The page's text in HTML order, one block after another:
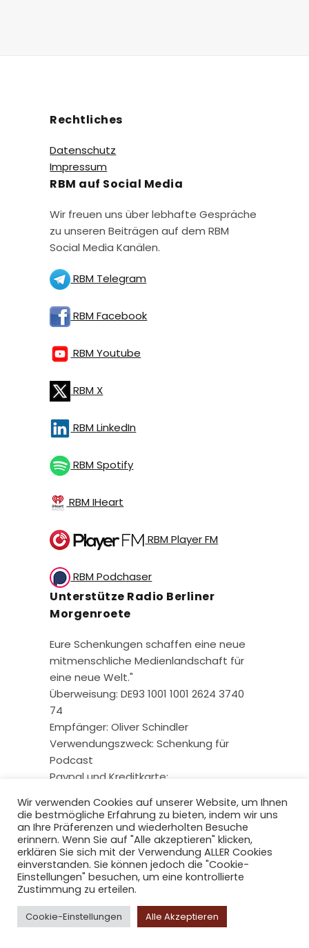
Rechtliches
Datenschutz
Impressum
RBM auf Social Media
Wir freuen uns über lebhafte Gespräche
zu unseren Beiträgen auf dem RBM
Social Media Kanälen.
RBM Telegram
RBM Facebook
RBM Youtube
RBM X
RBM LinkedIn
RBM Spotify
RBM IHeart
RBM Player FM
RBM Podchaser
Unterstütze Radio Berliner
Morgenroete
Eure Schenkungen schaffen eine neue
mitmenschliche Medienlandschaft für
eine neue Welt."
Überweisung: DE93 1001 1001 2624 3740
74
Empfänger: Oliver Schindler
Verwendungszweck: Schenkung für
Podcast
Paypal und Kreditkarte:
Copyright © 2026 radio-berliner-
morgenroete.de. All Rights Reserved.
Wir verwenden Cookies auf unserer Website, um Ihnen
die bestmögliche Erfahrung zu bieten, indem wir uns
an Ihre Präferenzen und wiederholten Besuche
erinnern. Wenn Sie auf "Alle akzeptieren" klicken,
erklären Sie sich mit der Verwendung ALLER Cookies
einverstanden. Sie können jedoch die "Cookie-
Einstellungen" besuchen, um eine kontrollierte
Zustimmung zu erteilen.
Cookie-Einstellungen Alle Akzeptieren